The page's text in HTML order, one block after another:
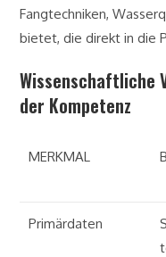
Fangtechniken,
bietet, die direkt in die
Wissenschaftliche
der Kompetenz
MERKMAL
Primärdaten